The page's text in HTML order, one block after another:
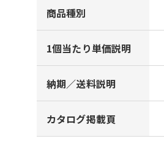
商品種別
1個当たり単価説明
納期／送料説明
カタログ掲載頁